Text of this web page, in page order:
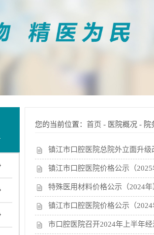
您的当前位置： 首页 - 医院概况 - 院
镇江市口腔医院总院外立面升级
镇江市口腔医院价格公示（2025
特殊医用材料价格公示（2024年
镇江市口腔医院价格公示（2024
市口腔医院召开2024年上半年